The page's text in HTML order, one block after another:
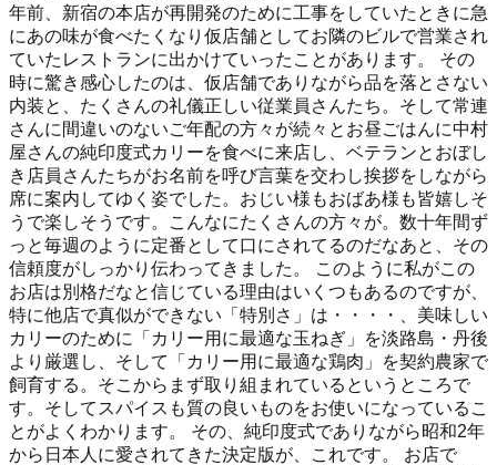
年前、新宿の本店が再開発のために工事をしていたときに急
にあの味が食べたくなり仮店舗としてお隣のビルで営業され
ていたレストランに出かけていったことがあります。 その
時に驚き感心したのは、仮店舗でありながら品を落とさない
内装と、たくさんの礼儀正しい従業員さんたち。そして常連
さんに間違いのないご年配の方々が続々とお昼ごはんに中村
屋さんの純印度式カリーを食べに来店し、ベテランとおぼし
き店員さんたちがお名前を呼び言葉を交わし挨拶をしながら
席に案内してゆく姿でした。おじい様もおばあ様も皆嬉しそ
うで楽しそうです。こんなにたくさんの方々が。数十年間ず
っと毎週のように定番として口にされてるのだなあと、その
信頼度がしっかり伝わってきました。 このように私がこの
お店は別格だなと信じている理由はいくつもあるのですが、
特に他店で真似ができない「特別さ」は・・・・、美味しい
カリーのために「カリー用に最適な玉ねぎ」を淡路島・丹後
より厳選し、そして「カリー用に最適な鶏肉」を契約農家で
飼育する。そこからまず取り組まれているというところで
す。そしてスパイスも質の良いものをお使いになっているこ
とがよくわかります。 その、純印度式でありながら昭和2年
から日本人に愛されてきた決定版が、これです。 お店で